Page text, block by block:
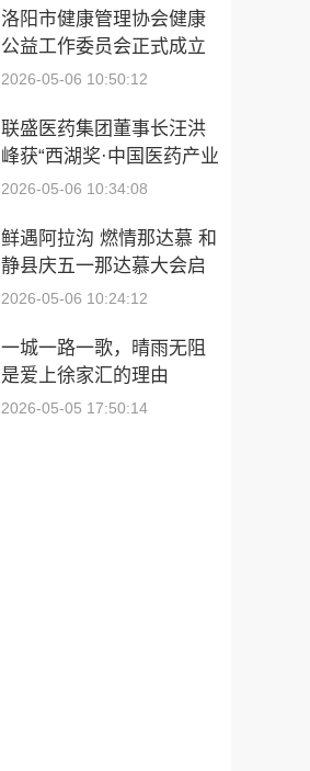
洛阳市健康管理协会健康
公益工作委员会正式成立
2026-05-06 10:50:12
联盛医药集团董事长汪洪
峰获“西湖奖·中国医药产业
杰出人物”奖
2026-05-06 10:34:08
鲜遇阿拉沟 燃情那达慕 和
静县庆五一那达慕大会启
幕
2026-05-06 10:24:12
一城一路一歌，晴雨无阻
是爱上徐家汇的理由
2026-05-05 17:50:14